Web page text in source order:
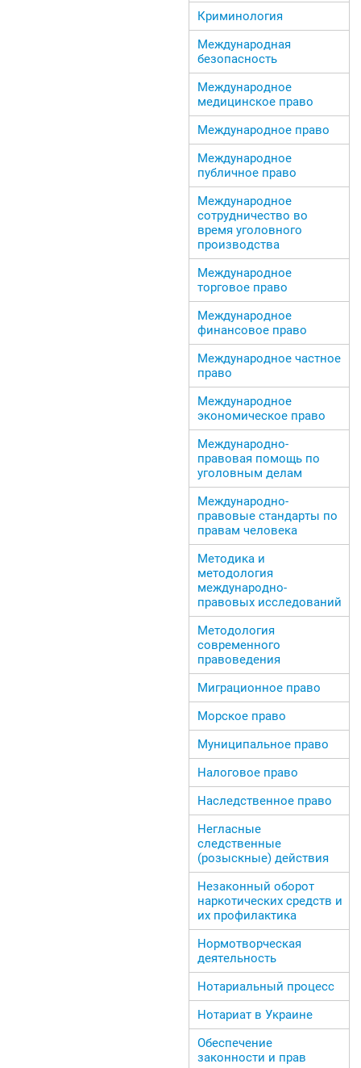
Криминология
Международная
безопасность
Международное
медицинское право
Международное право
Международное
публичное право
Международное
сотрудничество во
время уголовного
производства
Международное
торговое право
Международное
финансовое право
Международное частное
право
Международное
экономическое право
Международно-
правовая помощь по
уголовным делам
Международно-
правовые стандарты по
правам человека
Методика и
методология
международно-
правовых исследований
Методология
современного
правоведения
Миграционное право
Морское право
Муниципальное право
Налоговое право
Наследственное право
Негласные
следственные
(розыскные) действия
Незаконный оборот
наркотических средств и
их профилактика
Нормотворческая
деятельность
Нотариальный процесс
Нотариат в Украине
Обеспечение
законности и прав